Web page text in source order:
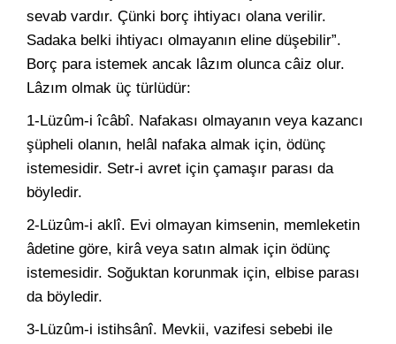
sevab vardır. Çünki borç ihtiyacı olana verilir.
Sadaka belki ihtiyacı olmayanın eline düşebilir”.
Borç para istemek ancak lâzım olunca câiz olur.
Lâzım olmak üç türlüdür:
1-Lüzûm-i îcâbî. Nafakası olmayanın veya kazancı
şüpheli olanın, helâl nafaka almak için, ödünç
istemesidir. Setr-i avret için çamaşır parası da
böyledir.
2-Lüzûm-i aklî. Evi olmayan kimsenin, memleketin
âdetine göre, kirâ veya satın almak için ödünç
istemesidir. Soğuktan korunmak için, elbise parası
da böyledir.
3-Lüzûm-i istihsânî. Mevkii, vazifesi sebebi ile